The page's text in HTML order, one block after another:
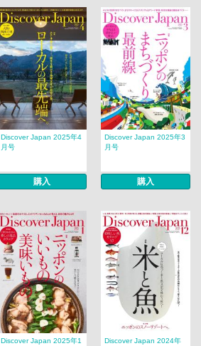
Discover Japan 2025年4
月号
購入
Discover Japan 2025年3
月号
購入
Discover Japan 2025年1
Discover Japan 2024年